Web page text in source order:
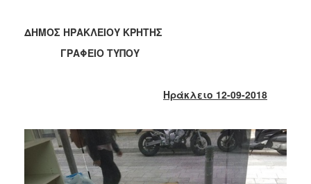
2019
2018
2013
2012
2011
ΔΗΜΟΣ ΗΡΑΚΛΕΙΟΥ ΚΡΗΤΗΣ
ΓΡΑΦΕΙΟ ΤΥΠΟΥ
Ηράκλειο 12-09-2018